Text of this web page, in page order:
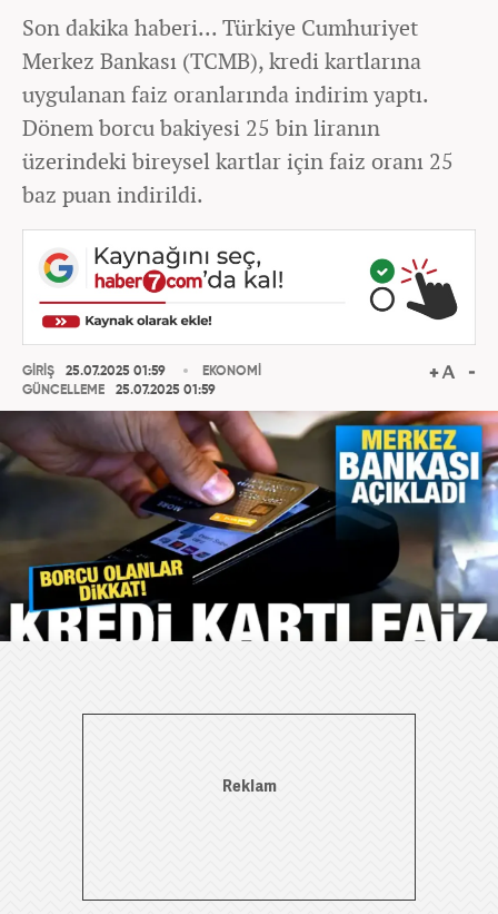
Son dakika haberi... Türkiye Cumhuriyet
Merkez Bankası (TCMB), kredi kartlarına
uygulanan faiz oranlarında indirim yaptı.
Dönem borcu bakiyesi 25 bin liranın
üzerindeki bireysel kartlar için faiz oranı 25
baz puan indirildi.
GİRİŞ
25.07.2025 01:59
GÜNCELLEME
25.07.2025 01:59
EKONOMİ